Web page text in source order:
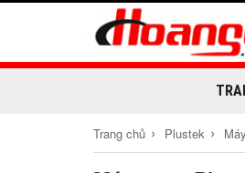
Trang chủ › Plustek ›